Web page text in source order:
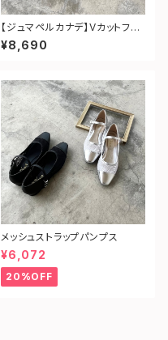
【ジュマペルカナデ】Vカットフォ
ーマルパンプス
¥8,690
メッシュストラップパンプス
¥6,072
20%OFF